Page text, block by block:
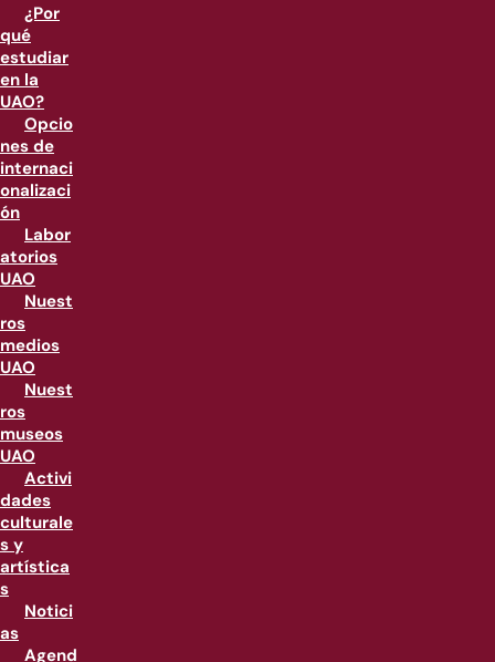
¿Por
qué
estudiar
en la
UAO?
Opcio
nes de
internaci
onalizaci
ón
Labor
atorios
UAO
Nuest
ros
medios
UAO
Nuest
ros
museos
UAO
Activi
dades
culturale
s y
artística
s
Notici
as
Agend